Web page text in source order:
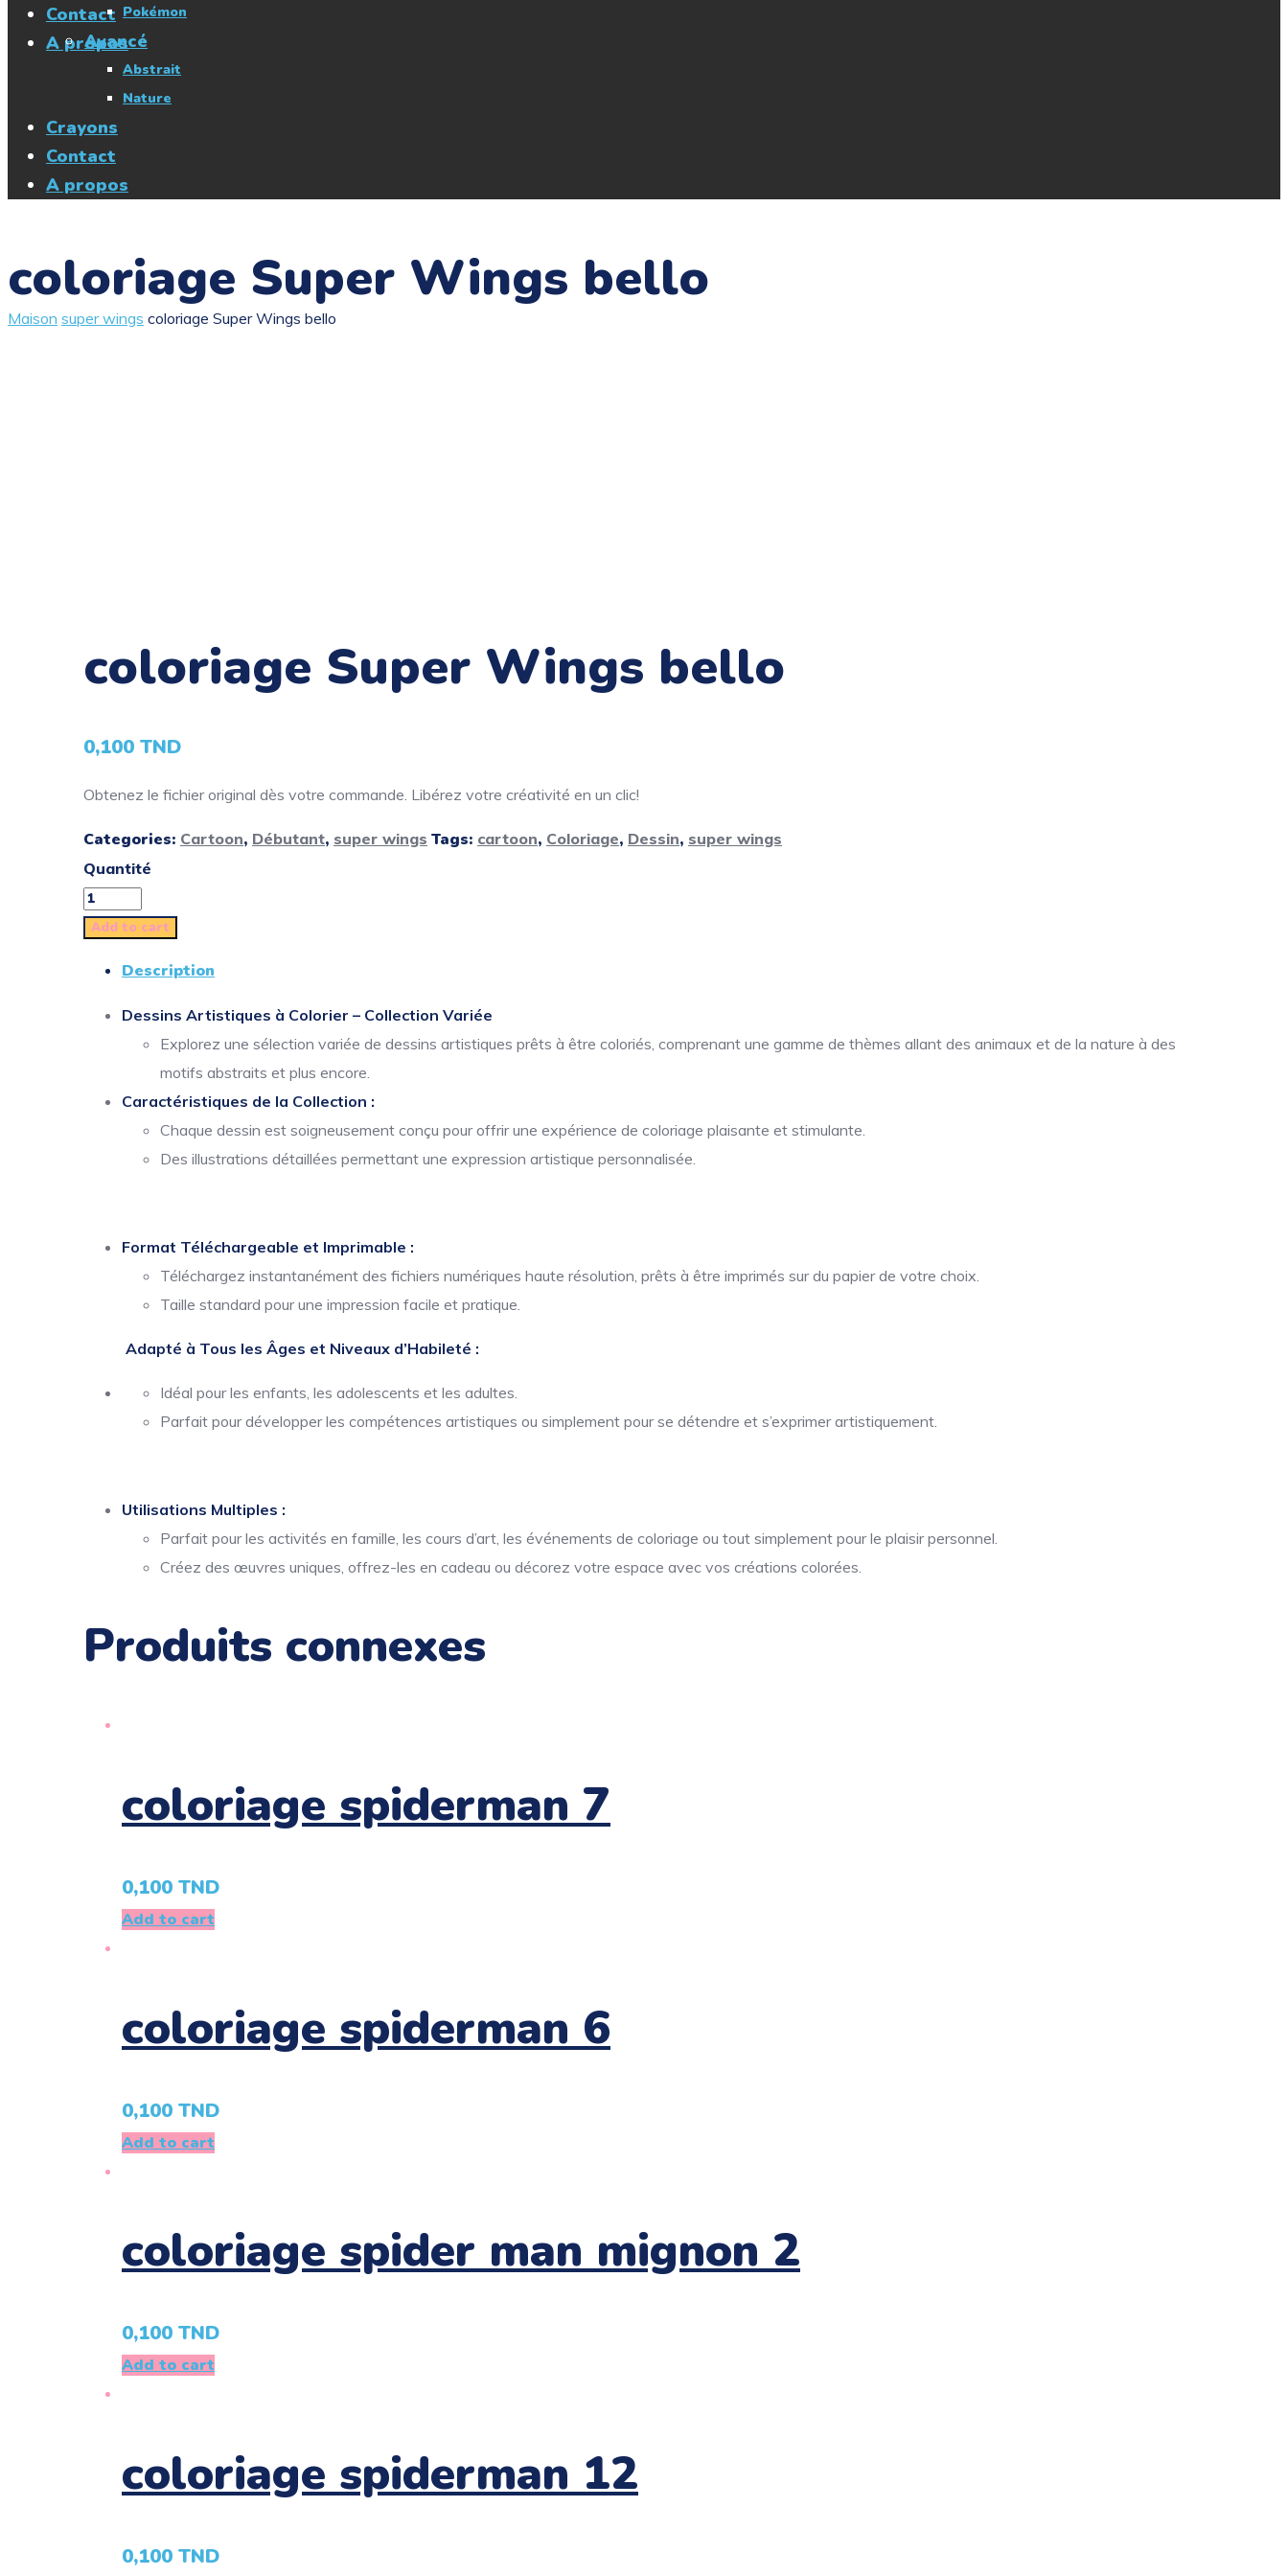
Contact
A propos
Pokémon
Avancé
Abstrait
Nature
Crayons
Contact
A propos
coloriage Super Wings bello
Maison super wings coloriage Super Wings bello
coloriage Super Wings bello
0,100 TND
Obtenez le fichier original dès votre commande. Libérez votre créativité en un clic!
Categories: Cartoon, Débutant, super wings Tags: cartoon, Coloriage, Dessin, super wings
Quantité
Add to cart
Description
Dessins Artistiques à Colorier – Collection Variée
Explorez une sélection variée de dessins artistiques prêts à être coloriés, comprenant une gamme de thèmes allant des animaux et de la nature à des
motifs abstraits et plus encore.
Caractéristiques de la Collection :
Chaque dessin est soigneusement conçu pour offrir une expérience de coloriage plaisante et stimulante.
Des illustrations détaillées permettant une expression artistique personnalisée.
Format Téléchargeable et Imprimable :
Téléchargez instantanément des fichiers numériques haute résolution, prêts à être imprimés sur du papier de votre choix.
Taille standard pour une impression facile et pratique.
Adapté à Tous les Âges et Niveaux d’Habileté :
Idéal pour les enfants, les adolescents et les adultes.
Parfait pour développer les compétences artistiques ou simplement pour se détendre et s’exprimer artistiquement.
Utilisations Multiples :
Parfait pour les activités en famille, les cours d’art, les événements de coloriage ou tout simplement pour le plaisir personnel.
Créez des œuvres uniques, offrez-les en cadeau ou décorez votre espace avec vos créations colorées.
Produits connexes
coloriage spiderman 7
0,100 TND
Add to cart
coloriage spiderman 6
0,100 TND
Add to cart
coloriage spider man mignon 2
0,100 TND
Add to cart
coloriage spiderman 12
0,100 TND